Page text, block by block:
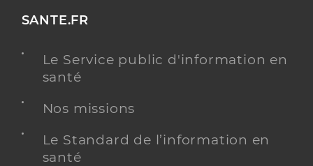
SANTE.FR
Le Service public d'information en
santé
Nos missions
Le Standard de l’information en
santé